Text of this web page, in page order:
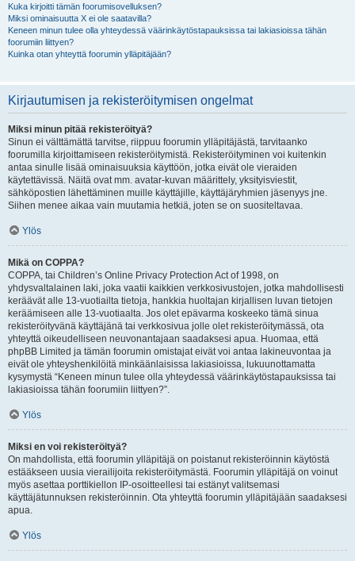
Kuka kirjoitti tämän foorumisovelluksen?
Miksi ominaisuutta X ei ole saatavilla?
Keneen minun tulee olla yhteydessä väärinkäytöstapauksissa tai lakiasioissa tähän
foorumiin liittyen?
Kuinka otan yhteyttä foorumin ylläpitäjään?
Kirjautumisen ja rekisteröitymisen ongelmat
Miksi minun pitää rekisteröityä?
Sinun ei välttämättä tarvitse, riippuu foorumin ylläpitäjästä, tarvitaanko
foorumilla kirjoittamiseen rekisteröitymistä. Rekisteröityminen voi kuitenkin
antaa sinulle lisää ominaisuuksia käyttöön, jotka eivät ole vieraiden
käytettävissä. Näitä ovat mm. avatar-kuvan määrittely, yksityisviestit,
sähköpostien lähettäminen muille käyttäjille, käyttäjäryhmien jäsenyys jne.
Siihen menee aikaa vain muutamia hetkiä, joten se on suositeltavaa.
Ylös
Mikä on COPPA?
COPPA, tai Children’s Online Privacy Protection Act of 1998, on
yhdysvaltalainen laki, joka vaatii kaikkien verkkosivustojen, jotka mahdollisesti
keräävät alle 13-vuotiailta tietoja, hankkia huoltajan kirjallisen luvan tietojen
keräämiseen alle 13-vuotiaalta. Jos olet epävarma koskeeko tämä sinua
rekisteröityvänä käyttäjänä tai verkkosivua jolle olet rekisteröitymässä, ota
yhteyttä oikeudelliseen neuvonantajaan saadaksesi apua. Huomaa, että
phpBB Limited ja tämän foorumin omistajat eivät voi antaa lakineuvontaa ja
eivät ole yhteyshenkilöitä minkäänlaisissa lakiasioissa, lukuunottamatta
kysymystä “Keneen minun tulee olla yhteydessä väärinkäytöstapauksissa tai
lakiasioissa tähän foorumiin liittyen?”.
Ylös
Miksi en voi rekisteröityä?
On mahdollista, että foorumin ylläpitäjä on poistanut rekisteröinnin käytöstä
estääkseen uusia vierailijoita rekisteröitymästä. Foorumin ylläpitäjä on voinut
myös asettaa porttikiellon IP-osoitteellesi tai estänyt valitsemasi
käyttäjätunnuksen rekisteröinnin. Ota yhteyttä foorumin ylläpitäjään saadaksesi
apua.
Ylös